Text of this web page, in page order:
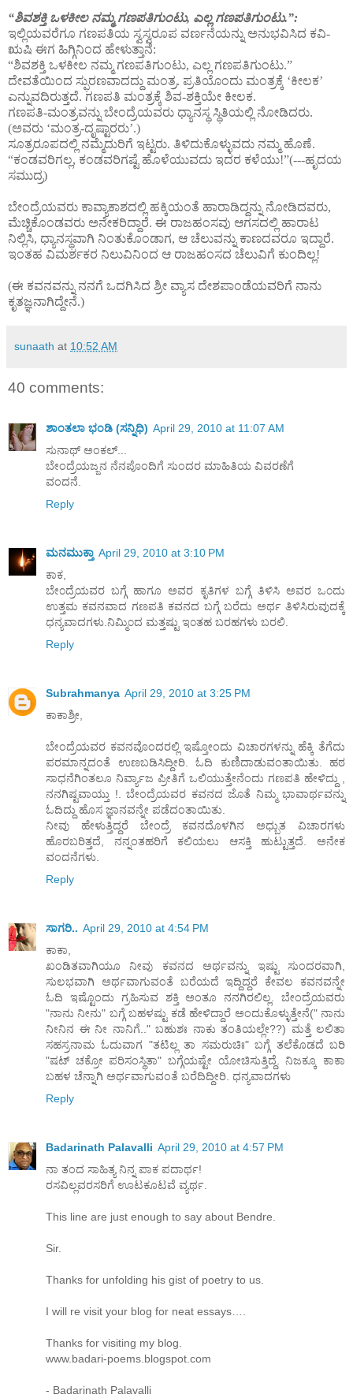
“ಶಿವಶಕ್ತಿ ಒಳಕೀಲ ನಮ್ಮ ಗಣಪತಿಗುಂಟು, ಎಲ್ಲ ಗಣಪತಿಗುಂಟು.”:
ಇಲ್ಲಿಯವರೆಗೂ ಗಣಪತಿಯ ಸ್ವಸ್ವರೂಪ ವರ್ಣನೆಯನ್ನು ಅನುಭವಿಸಿದ ಕವಿ-
ಋಷಿ ಈಗ ಹಿಗ್ಗಿನಿಂದ ಹೇಳುತ್ತಾನೆ:
“ಶಿವಶಕ್ತಿ ಒಳಕೀಲ ನಮ್ಮ ಗಣಪತಿಗುಂಟು, ಎಲ್ಲ ಗಣಪತಿಗುಂಟು.”
ದೇವತೆಯಿಂದ ಸ್ಫುರಣವಾದದ್ದು ಮಂತ್ರ. ಪ್ರತಿಯೊಂದು ಮಂತ್ರಕ್ಕೆ ‘ಕೀಲಕ’
ಎನ್ನುವದಿರುತ್ತದೆ. ಗಣಪತಿ ಮಂತ್ರಕ್ಕೆ ಶಿವ-ಶಕ್ತಿಯೇ ಕೀಲಕ.
ಗಣಪತಿ-ಮಂತ್ರವನ್ನು ಬೇಂದ್ರೆಯವರು ಧ್ಯಾನಸ್ಥ ಸ್ಥಿತಿಯಲ್ಲಿ ನೋಡಿದರು.
(ಅವರು ‘ಮಂತ್ರ-ದೃಷ್ಟಾರರು’.)
ಸೂತ್ರರೂಪದಲ್ಲಿ ನಮ್ಮೆದುರಿಗೆ ಇಟ್ಟರು. ತಿಳಿದುಕೊಳ್ಳುವದು ನಮ್ಮ ಹೊಣೆ.
“ಕಂಡವರಿಗಲ್ಲ, ಕಂಡವರಿಗಷ್ಟೆ ಹೊಳೆಯುವದು ಇದರ ಕಳೆಯು!”(---ಹೃದಯ
ಸಮುದ್ರ)
ಬೇಂದ್ರೆಯವರು ಕಾವ್ಯಾಕಾಶದಲ್ಲಿ ಹಕ್ಕಿಯಂತೆ ಹಾರಾಡಿದ್ದನ್ನು ನೋಡಿದವರು,
ಮೆಚ್ಚಿಕೊಂಡವರು ಅನೇಕರಿದ್ದಾರೆ. ಈ ರಾಜಹಂಸವು ಆಗಸದಲ್ಲಿ ಹಾರಾಟ
ನಿಲ್ಲಿಸಿ, ಧ್ಯಾನಸ್ಥವಾಗಿ ನಿಂತುಕೊಂಡಾಗ, ಆ ಚೆಲುವನ್ನು ಕಾಣದವರೂ ಇದ್ದಾರೆ.
ಇಂತಹ ವಿಮರ್ಶಕರ ನಿಲುವಿನಿಂದ ಆ ರಾಜಹಂಸದ ಚೆಲುವಿಗೆ ಕುಂದಿಲ್ಲ!
(ಈ ಕವನವನ್ನು ನನಗೆ ಒದಗಿಸಿದ ಶ್ರೀ ವ್ಯಾಸ ದೇಶಪಾಂಡೆಯವರಿಗೆ ನಾನು
ಕೃತಜ್ಞನಾಗಿದ್ದೇನೆ.)
sunaath at 10:52 AM
40 comments:
ಶಾಂತಲಾ ಭಂಡಿ (ಸನ್ನಿಧಿ) April 29, 2010 at 11:07 AM
ಸುನಾಥ್ ಅಂಕಲ್...
ಬೇಂದ್ರೆಯಜ್ಜನ ನೆನಪೊಂದಿಗೆ ಸುಂದರ ಮಾಹಿತಿಯ ವಿವರಣೆಗೆ
ವಂದನೆ.
Reply
ಮನಮುಕ್ತಾ April 29, 2010 at 3:10 PM
ಕಾಕ,
ಬೇ೦ದ್ರೆಯವರ ಬಗ್ಗೆ ಹಾಗೂ ಅವರ ಕೃತಿಗಳ ಬಗ್ಗೆ ತಿಳಿಸಿ ಅವರ ಒ೦ದು
ಉತ್ತಮ ಕವನವಾದ ಗಣಪತಿ ಕವನದ ಬಗ್ಗೆ ಬರೆದು ಅರ್ಥ ತಿಳಿಸಿರುವುದಕ್ಕೆ
ಧನ್ಯವಾದಗಳು.ನಿಮ್ಮಿ೦ದ ಮತ್ತಷ್ಟು ಇ೦ತಹ ಬರಹಗಳು ಬರಲಿ.
Reply
Subrahmanya April 29, 2010 at 3:25 PM
ಕಾಕಾಶ್ರೀ,
ಬೇಂದ್ರೆಯವರ ಕವನವೊಂದರಲ್ಲಿ ಇಷ್ತೋಂದು ವಿಚಾರಗಳನ್ನು ಹೆಕ್ಕಿ ತೆಗೆದು
ಪರಮಾನ್ನದಂತೆ ಉಣಬಡಿಸಿದ್ದೀರಿ. ಓದಿ ಕುಣಿದಾಡುವಂತಾಯಿತು. ಹಠ
ಸಾಧನೆಗಿಂತಲೂ ನಿರ್ವ್ಯಾಜ ಪ್ರೀತಿಗೆ ಒಲಿಯುತ್ತೇನೆಂದು ಗಣಪತಿ ಹೇಳಿದ್ದು ,
ನನಗಿಷ್ಟವಾಯ್ತು !. ಬೇಂದ್ರೆಯವರ ಕವನದ ಜೊತೆ ನಿಮ್ಮ ಭಾವಾರ್ಥವನ್ನು
ಓದಿದ್ದು ಹೊಸ ಜ್ಞಾನವನ್ನೇ ಪಡೆದಂತಾಯಿತು.
ನೀವು ಹೇಳುತ್ತಿದ್ದರೆ ಬೇಂದ್ರೆ ಕವನದೊಳಗಿನ ಅಧ್ಬುತ ವಿಚಾರಗಳು
ಹೊರಬರಿತ್ತದೆ, ನನ್ನಂತಹರಿಗೆ ಕಲಿಯಲು ಆಸಕ್ತಿ ಹುಟ್ಟುತ್ತದೆ. ಅನೇಕ
ವಂದನೆಗಳು.
Reply
ಸಾಗರಿ.. April 29, 2010 at 4:54 PM
ಕಾಕಾ,
ಖಂಡಿತವಾಗಿಯೂ ನೀವು ಕವನದ ಅರ್ಥವನ್ನು ಇಷ್ಟು ಸುಂದರವಾಗಿ,
ಸುಲಭವಾಗಿ ಅರ್ಥವಾಗುವಂತೆ ಬರೆಯದೆ ಇದ್ದಿದ್ದರೆ ಕೇವಲ ಕವನವನ್ನೇ
ಓದಿ ಇಷ್ಟೊಂದು ಗ್ರಹಿಸುವ ಶಕ್ತಿ ಅಂತೂ ನನಗಿರಲಿಲ್ಲ. ಬೇಂದ್ರೆಯವರು
"ನಾನು ನೀನು" ಬಗ್ಗೆ ಬಹಳಷ್ಟು ಕಡೆ ಹೇಳಿದ್ದಾರೆ ಅಂದುಕೊಳ್ಳುತ್ತೇನೆ(" ನಾನು
ನೀನಿನ ಈ ನೀ ನಾನಿಗೆ.." ಬಹುಶಃ ನಾಕು ತಂತಿಯಲ್ಲೇ??) ಮತ್ತೆ ಲಲಿತಾ
ಸಹಸ್ರನಾಮ ಓದುವಾಗ "ತಟಿಲ್ಲ ತಾ ಸಮರುಚಿಃ" ಬಗ್ಗೆ ತಲೆಕೊಡದೆ ಬರಿ
"ಷಟ್ ಚಕ್ರೋ ಪರಿಸಂಸ್ಥಿತಾ" ಬಗ್ಗೆಯಷ್ಟೇ ಯೋಚಿಸುತ್ತಿದ್ದೆ. ನಿಜಕ್ಕೂ ಕಾಕಾ
ಬಹಳ ಚೆನ್ನಾಗಿ ಅರ್ಥವಾಗುವಂತೆ ಬರೆದಿದ್ದೀರಿ. ಧನ್ಯವಾದಗಳು
Reply
Badarinath Palavalli April 29, 2010 at 4:57 PM
ನಾ ತಂದ ಸಾಹಿತ್ಯ ನಿನ್ನ ಪಾಕ ಪದಾರ್ಥ!
ರಸವಿಲ್ಲವರಸರಿಗೆ ಊಟಕೂಟವೆ ವ್ಯರ್ಥ.
This line are just enough to say about Bendre.
Sir.
Thanks for unfolding his gist of poetry to us.
I will re visit your blog for neat essays….
Thanks for visiting my blog.
www.badari-poems.blogspot.com
- Badarinath Palavalli